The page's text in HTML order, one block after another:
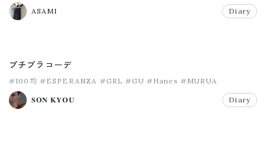
ASAMI Diary
プチプラコーデ
#100均 #ESPERANZA #GRL #GU #Hanes #MURUA
𝐒𝐎𝐍 𝐊𝐘𝐎𝐔 Diary